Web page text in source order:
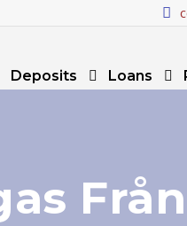
Deposits Loans
Från